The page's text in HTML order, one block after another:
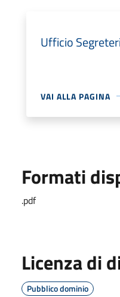
Ufficio
VAI ALLA PAGINA
Formati
.pdf
Licenza di
Pubblico dominio